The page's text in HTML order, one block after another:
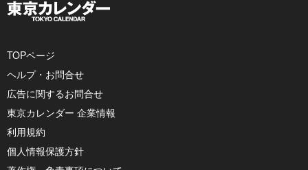
TOPページ
ヘルプ・お問合せ
広告に関するお問合せ
東京カレンダー 企業情報
利用規約
個人情報保護方針